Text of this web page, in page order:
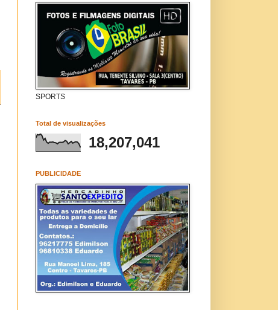
SPORTS
Total de visualizações
18,207,041
PUBLICIDADE